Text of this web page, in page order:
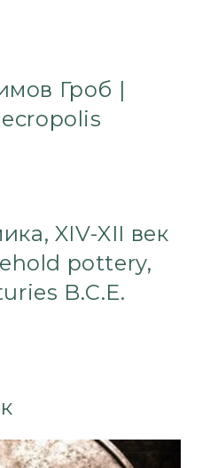
Гроб |
XIV-XII век
pottery,
B.C.E.